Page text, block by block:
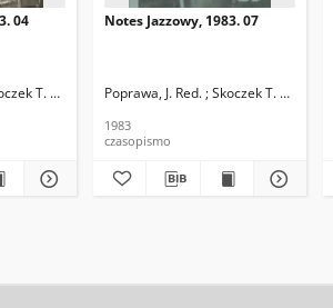
04
T. Red.
Notes Jazzowy, 1983. 07
Poprawa, J. Red. ; Skoczek T. Red.
1983
czasopismo